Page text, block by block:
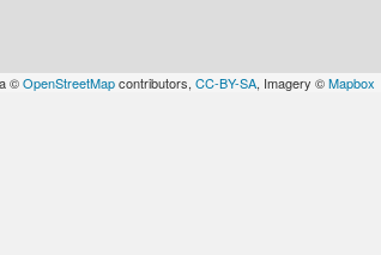
©OpenStreetMapcontributors, CC-BY-SA, Imagery ©Mapbox